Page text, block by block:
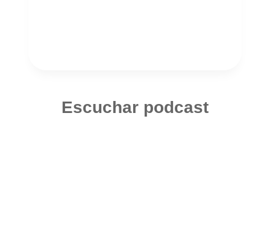
Escuchar podcast